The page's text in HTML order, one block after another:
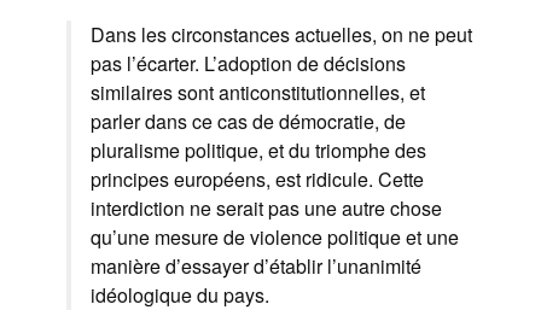
Dans les circonstances actuelles, on ne peut
pas l’écarter. L’adoption de décisions
similaires sont anticonstitutionnelles, et
parler dans ce cas de démocratie, de
pluralisme politique, et du triomphe des
principes européens, est ridicule. Cette
interdiction ne serait pas une autre chose
qu’une mesure de violence politique et une
manière d’essayer d’établir l’unanimité
idéologique du pays.